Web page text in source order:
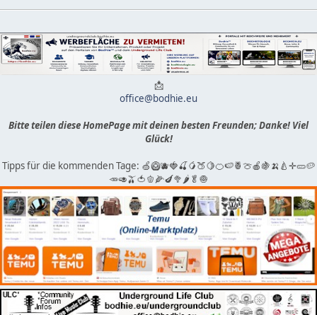
📩
office@bodhie.eu
Bitte teilen diese HomePage mit deinen besten Freunden; Danke! Viel
Glück!
Tipps für die kommenden Tage: 🍏🥝🫐🍓🍒🥭🍑🍋🍊🍉🍍🍈🍎🍇🍌🍐✛🥒🥔
🥕🥑🫒🍅🫑🌽🍆🥦🌶🥬🧅